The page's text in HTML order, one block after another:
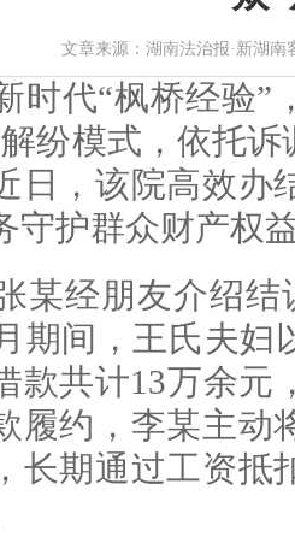
文章来源：湖南法治报·新湖南
时代“枫桥经验”
纷模式，依托
日，该院高效办
守护群众财产权
某经朋友介绍结
期间，王氏夫
款共计13万余元
履约，李某主动
长期通过工资抵